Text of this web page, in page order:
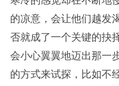
的凉意，会让他们越发
否就成了一个关键的抉
会小心翼翼地迈出那一
的方式来试探，比如不